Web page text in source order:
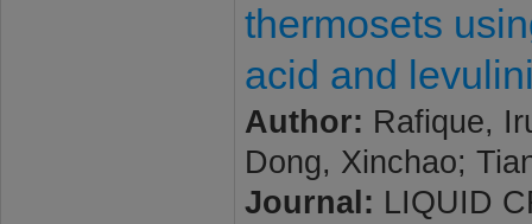
thermosets
acid and
Author: Rafique,
Dong, Xinchao;
Journal: LIQUID